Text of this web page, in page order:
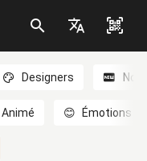
Designers
Animé 😊 Émotions